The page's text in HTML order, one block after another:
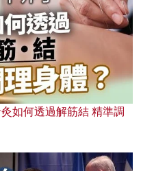
如何透過解筋結 精準調